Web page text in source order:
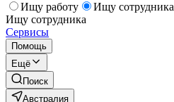
Ищу работу
Ищу сотрудника
Ищу сотрудника
Сервисы
Помощь
Ещё
Поиск
Австралия